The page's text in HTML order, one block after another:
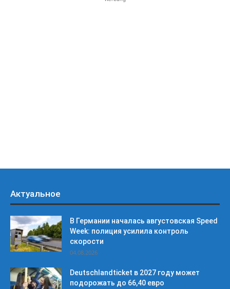
Актуальное
В Германии началась августовская Speed
Week: полиция усилила контроль
скорости
04.08.2026
Deutschlandticket в 2027 году может
подорожать до 66,40 евро